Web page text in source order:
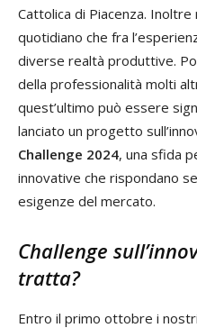
Cattolica di Piacenza.
quotidiano che fra
diverse realtà produttive.
della professionalità molti
quest’ultimo può essere
lanciato un progetto
Challenge 2024, una sfida
innovative che rispondano
esigenze del mercato.
Challenge
tratta?
Entro il primo ottobre i